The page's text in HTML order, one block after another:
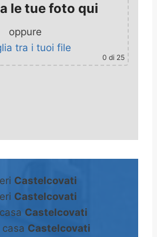
le tue foto qui
oppure
tra i tuoi file
0 di 25
Castelcovati
Castelcovati
Castelcovati
Castelcovati